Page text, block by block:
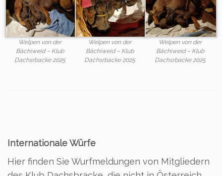
Welpen von der
Bächiweid – Klub
Dachsrbacke 2025
Welpen von der
Bächiweid – Klub
Dachsrbacke 2025
Welpen von der
Bächiweid – Klub
Dachsrbacke 2025
Internationale Würfe
Hier finden Sie Wurfmeldungen von Mitgliedern